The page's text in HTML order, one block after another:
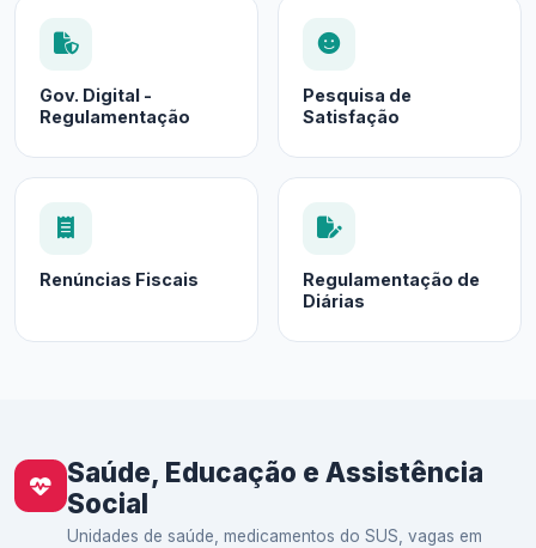
Gov. Digital -
Regulamentação
Pesquisa de
Satisfação
Renúncias Fiscais
Regulamentação de
Diárias
Saúde, Educação e Assistência
Social
Unidades de saúde, medicamentos do SUS, vagas em